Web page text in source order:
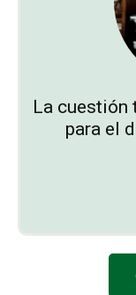
La cuestión
para el